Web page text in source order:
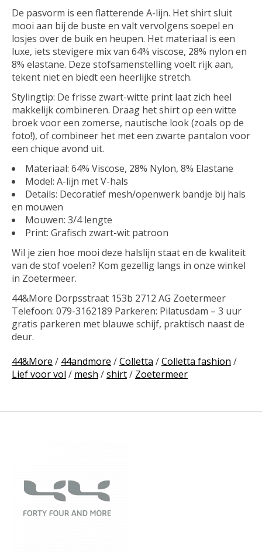
De pasvorm is een flatterende A-lijn. Het shirt sluit
mooi aan bij de buste en valt vervolgens soepel en
losjes over de buik en heupen. Het materiaal is een
luxe, iets stevigere mix van 64% viscose, 28% nylon en
8% elastane. Deze stofsamenstelling voelt rijk aan,
tekent niet en biedt een heerlijke stretch.
Stylingtip: De frisse zwart-witte print laat zich heel
makkelijk combineren. Draag het shirt op een witte
broek voor een zomerse, nautische look (zoals op de
foto!), of combineer het met een zwarte pantalon voor
een chique avond uit.
Materiaal: 64% Viscose, 28% Nylon, 8% Elastane
Model: A-lijn met V-hals
Details: Decoratief mesh/openwerk bandje bij hals
en mouwen
Mouwen: 3/4 lengte
Print: Grafisch zwart-wit patroon
Wil je zien hoe mooi deze halslijn staat en de kwaliteit
van de stof voelen? Kom gezellig langs in onze winkel
in Zoetermeer.
44&More Dorpsstraat 153b 2712 AG Zoetermeer
Telefoon: 079-3162189 Parkeren: Pilatusdam – 3 uur
gratis parkeren met blauwe schijf, praktisch naast de
deur.
44&More / 44andmore /Colletta /Colletta fashion /
Lief voor vol / mesh /shirt/ Zoetermeer